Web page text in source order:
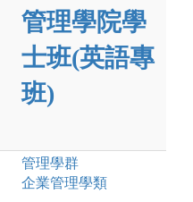
管理學院學
士班(英語專
班)
管理學群
企業管理學類